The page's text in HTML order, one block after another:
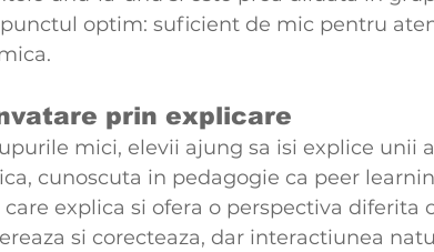
optim: suficient de mic pentru
prin explicare
mici, elevii ajung sa isi explice unii
cunoscuta in pedagogie ca peer
care explica si ofera o perspectiva diferita
si corecteaza, dar interactiunea